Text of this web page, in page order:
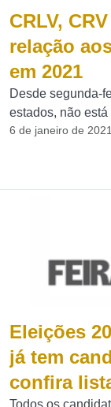
CRLV,
relação
em 2021
Desde segunda-
estados, não
6 de janeiro de
Eleições
já tem
confira
Todos os